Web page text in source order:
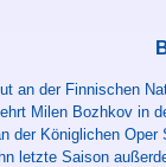
an der Finnischen
Milen Bozhkov in
der Königlichen
letzte Saison